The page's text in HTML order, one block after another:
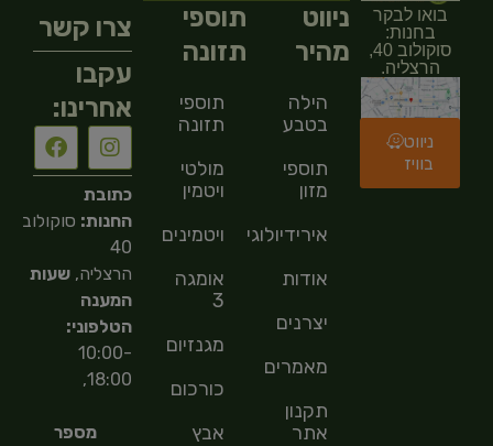
בואו לבקר
בחנות:
סוקולוב 40,
הרצליה.
ניווט
בוויז
ניווט
מהיר
הילה
בטבע
תוספי
מזון
אירידיולוגיה
אודות
יצרנים
מאמרים
תקנון
אתר
תוספי
תזונה
תוספי
תזונה
מולטי
ויטמין
ויטמינים
אומגה
3
מגנזיום
כורכום
אבץ
צרו קשר
עקבו
אחרינו:
כתובת
החנות: סוקולוב
40
הרצליה,שעות
המענה
הטלפוני:
10:00-
18:00,
מספר